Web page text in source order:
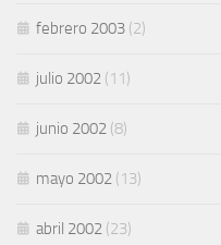
febrero 2003 (2)
julio 2002 (11)
junio 2002 (8)
mayo 2002 (13)
abril 2002 (23)